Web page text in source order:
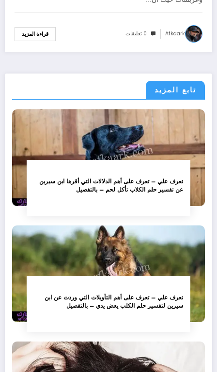
Afkaark 0 تعليقات قراءة المزيد
تابع المزيد
تعرف علي – تعرف على أهم الدلالات التي أقرها ابن سيرين
عن تفسير حلم الكلاب تأكل لحم – بالتفصيل
تعرف علي – تعرف على أهم التأويلات التي وردت عن ابن
سيرين لتفسير حلم الكلب يعض يدي – بالتفصيل